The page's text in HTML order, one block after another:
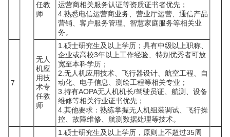
任教
师
运营商相关服务认证等资质证书者优先；
4.熟悉电信运营商业务、营业厅运营、通信产品
营销、客户服务管理、智慧家庭服务等相关业
务。
7
无人
机应
用技
术专
任教
师
1.硕士研究生及以上学历；具有中级以上职称、
企业或高校3年以上工作经验、特别优秀者可放
宽至本科学历；
2.无人机应用技术、飞行器设计、航空工程、自
动化、电子信息、测绘工程等相关专业；
3.持有AOPA无人机机长/驾驶员证、航测、设备
维修等相关行业证书优先；
4.其他要求：熟练掌握无人机组装调试、飞行操
控、故障维修、航测数据处理等技术。
1.硕士研究生及以上学历，原则上不超过35周